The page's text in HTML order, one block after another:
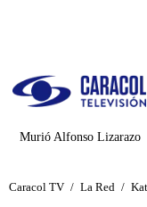
Murió Alfonso Lizarazo
Caracol TV / La Red /